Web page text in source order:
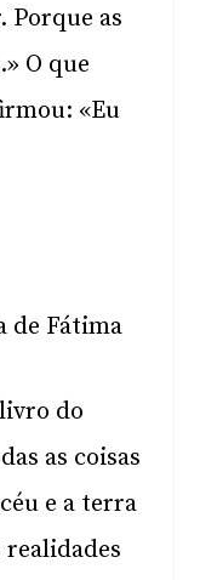
as
O que
«Eu
de Fátima
do
as coisas
e a terra